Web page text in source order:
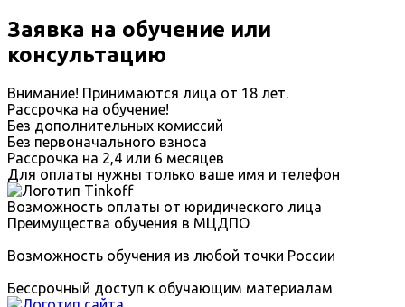
Заявка на обучение или
консультацию
Внимание! Принимаются лица от 18 лет.
Рассрочка на обучение!
Без дополнительных комиссий
Без первоначального взноса
Рассрочка на 2,4 или 6 месяцев
Для оплаты нужны только ваше имя и телефон
Возможность оплаты от юридического лица
Преимущества обучения в МЦДПО
Возможность обучения из любой точки России
Бессрочный доступ к обучающим материалам